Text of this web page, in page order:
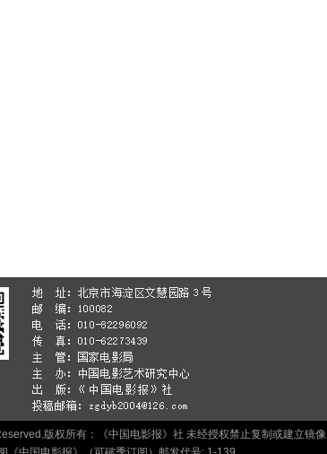
版权所有：《中国电影报》社 未经授权禁止复制或建立镜像